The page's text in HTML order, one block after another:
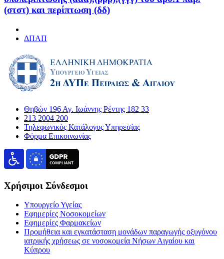
(στστ) και περίπτωση (δδ)
ΔΠΑΠ
Θηβών 196 Αγ. Ιωάννης Ρέντης 182 33
213 2004 200
Τηλεφωνικός Κατάλογος Υπηρεσίας
Φόρμα Επικοινωνίας
Χρήσιμοι Σύνδεσμοι
Υπουργείο Υγείας
Εφημερίες Νοσοκομείων
Εφημερίες Φαρμακείων
Προμήθεια και εγκατάσταση μονάδων παραγωγής οξυγόνου
ιατρικής χρήσεως σε νοσοκομεία Νήσων Αιγαίου και
Κύπρου